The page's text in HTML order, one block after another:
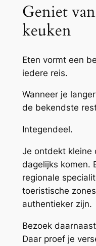
Geniet
keuken
Eten vormt een
iedere reis.
Wanneer je
de bekendste
Integendeel.
Je ontdekt kleine
dagelijks komen.
regionale
toeristische
authentieker zijn.
Bezoek
Daar proef je